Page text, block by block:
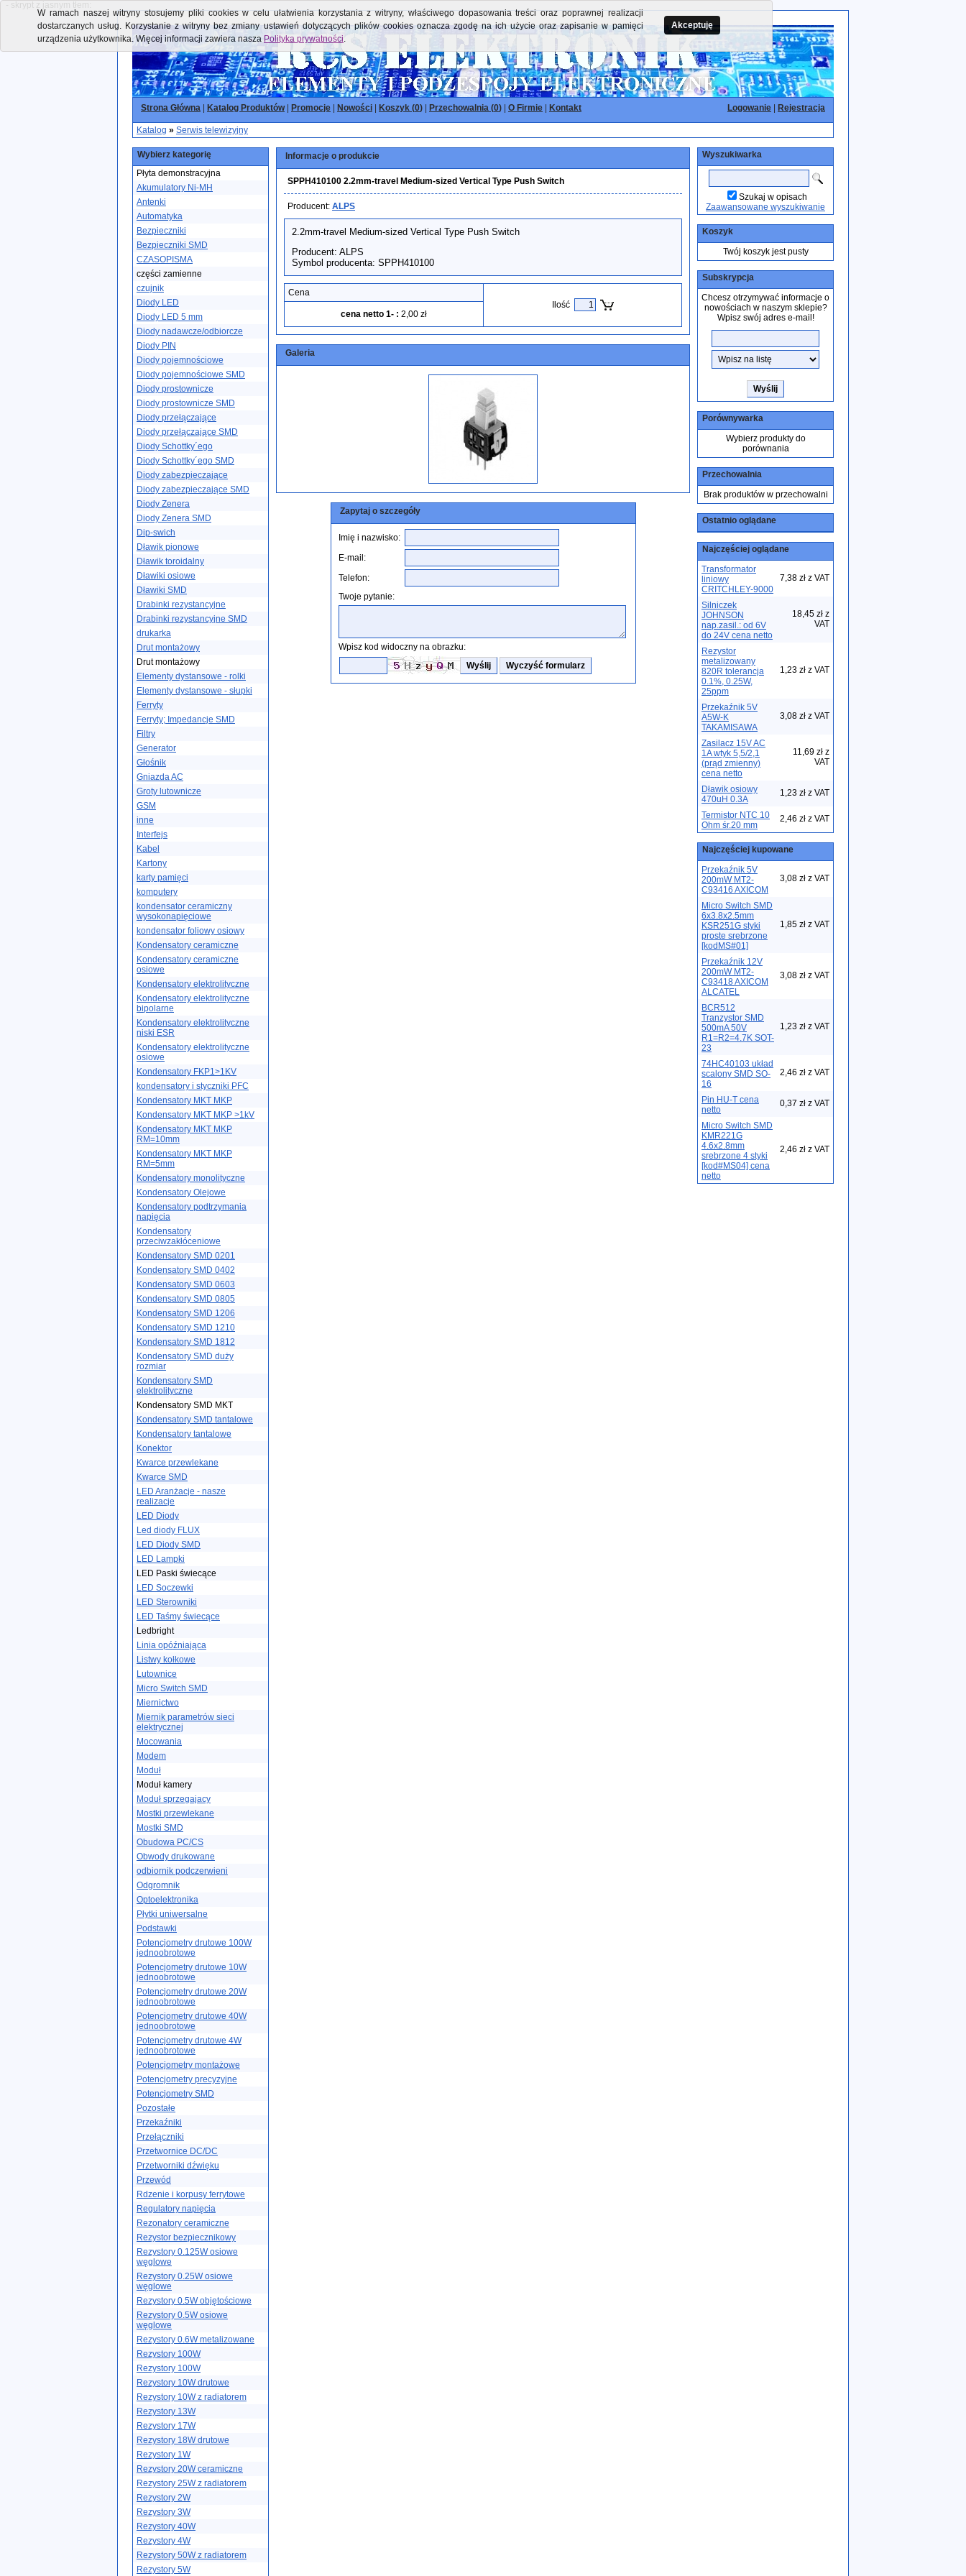
- skrypt z jasnym tłem:
Strona Główna Katalog Produktów| Promocje Nowości Koszyk (0) Przechowalnia (0) O Firmie Kontakt Logowanie Rejestracja
Katalog » Serwis telewizyjny
Wybierz kategorię
Płyta demonstracyjna
Akumulatory Ni-MH
Antenki
Automatyka
Bezpieczniki
Bezpieczniki SMD
CZASOPISMA
części zamienne
czujnik
Diody LED
Diody LED 5 mm
Diody nadawcze/odbiorcze
Diody PIN
Diody pojemnościowe
Diody pojemnościowe SMD
Diody prostownicze
Diody prostownicze SMD
Diody przełączające
Diody przełączające SMD
Diody Schottky´ego
Diody Schottky´ego SMD
Diody zabezpieczające
Diody zabezpieczające SMD
Diody Zenera
Diody Zenera SMD
Dip-swich
Dławik pionowe
Dławik toroidalny
Dławiki osiowe
Dławiki SMD
Drabinki rezystancyjne
Drabinki rezystancyjne SMD
drukarka
Drut montażowy
Drut montażowy
Elementy dystansowe - rolki
Elementy dystansowe - słupki
Ferryty
Ferryty; Impedancje SMD
Filtry
Generator
Głośnik
Gniazda AC
Groty lutownicze
GSM
inne
Interfejs
Kabel
Kartony
karty pamięci
komputery
kondensator ceramiczny
wysokonapięciowe
kondensator foliowy osiowy
Kondensatory ceramiczne
Kondensatory ceramiczne
osiowe
Kondensatory elektrolityczne
Kondensatory elektrolityczne
bipolarne
Kondensatory elektrolityczne
niski ESR
Kondensatory elektrolityczne
osiowe
Kondensatory FKP1>1KV
kondensatory i styczniki PFC
Kondensatory MKT MKP
Kondensatory MKT MKP >1kV
Kondensatory MKT MKP
RM=10mm
Kondensatory MKT MKP
RM=5mm
Kondensatory monolityczne
Kondensatory Olejowe
Kondensatory podtrzymania
napięcia
Kondensatory
przeciwzakłóceniowe
Kondensatory SMD 0201
Kondensatory SMD 0402
Kondensatory SMD 0603
Kondensatory SMD 0805
Kondensatory SMD 1206
Kondensatory SMD 1210
Kondensatory SMD 1812
Kondensatory SMD duży
rozmiar
Kondensatory SMD
elektrolityczne
Kondensatory SMD MKT
Kondensatory SMD tantalowe
Kondensatory tantalowe
Konektor
Kwarce przewlekane
Kwarce SMD
LED Aranżacje - nasze
realizacje
LED Diody
Led diody FLUX
LED Diody SMD
LED Lampki
LED Paski świecące
LED Soczewki
LED Sterowniki
LED Taśmy świecące
Ledbright
Linia opóźniająca
Listwy kołkowe
Lutownice
Micro Switch SMD
Miernictwo
Miernik parametrów sieci
elektrycznej
Mocowania
Modem
Moduł
Moduł kamery
Moduł sprzegajacy
Mostki przewlekane
Mostki SMD
Obudowa PC/CS
Obwody drukowane
odbiornik podczerwieni
Odgromnik
Optoelektronika
Płytki uniwersalne
Podstawki
Potencjometry drutowe 100W
jednoobrotowe
Potencjometry drutowe 10W
jednoobrotowe
Potencjometry drutowe 20W
jednoobrotowe
Potencjometry drutowe 40W
jednoobrotowe
Potencjometry drutowe 4W
jednoobrotowe
Potencjometry montażowe
Potencjometry precyzyjne
Potencjometry SMD
Pozostałe
Przekaźniki
Przełączniki
Przetwornice DC/DC
Przetworniki dźwięku
Przewód
Rdzenie i korpusy ferrytowe
Regulatory napięcia
Rezonatory ceramiczne
Rezystor bezpiecznikowy
Rezystory 0.125W osiowe
węglowe
Rezystory 0.25W osiowe
węglowe
Rezystory 0.5W objętościowe
Rezystory 0.5W osiowe
węglowe
Rezystory 0.6W metalizowane
Rezystory 100W
Rezystory 100W
Rezystory 10W drutowe
Rezystory 10W z radiatorem
Rezystory 13W
Rezystory 17W
Rezystory 18W drutowe
Rezystory 1W
Rezystory 20W ceramiczne
Rezystory 25W z radiatorem
Rezystory 2W
Rezystory 3W
Rezystory 40W
Rezystory 4W
Rezystory 50W z radiatorem
Rezystory 5W
Informacje o produkcie
SPPH410100 2.2mm-travel Medium-sized Vertical Type Push Switch
Producent: ALPS
2.2mm-travel Medium-sized Vertical Type Push Switch
Producent: ALPS
Symbol producenta: SPPH410100
Cena
Ilość
cena netto 1- : 2,00 zł
Galeria
Zapytaj o szczegóły
Imię i nazwisko:
E-mail:
Telefon:
Twoje pytanie:
Wpisz kod widoczny na obrazku:
Wyszukiwarka
Szukaj w opisach
Zaawansowane wyszukiwanie
Koszyk
Twój koszyk jest pusty
Subskrypcja
Chcesz otrzymywać informacje o
nowościach w naszym sklepie?
Wpisz swój adres e-mail!
Porównywarka
Wybierz produkty do
porównania
Przechowalnia
Brak produktów w przechowalni
Ostatnio oglądane
Najczęściej oglądane
Transformator
liniowy
CRITCHLEY-9000
7,38 zł z VAT
Silniczek
JOHNSON
nap.zasil.: od 6V
do 24V cena netto
18,45 zł z
VAT
Rezystor
metalizowany
820R tolerancja
0.1%, 0.25W,
25ppm
1,23 zł z VAT
Przekaźnik 5V
A5W-K
TAKAMISAWA
3,08 zł z VAT
Zasilacz 15V AC
1A wtyk 5,5/2,1
(prąd zmienny)
cena netto
11,69 zł z
VAT
Dławik osiowy
470uH 0.3A
1,23 zł z VAT
Termistor NTC 10
Ohm śr.20 mm
2,46 zł z VAT
Najczęściej kupowane
Przekaźnik 5V
200mW MT2-
C93416 AXICOM
3,08 zł z VAT
Micro Switch SMD
6x3.8x2.5mm
KSR251G styki
proste srebrzone
[kodMS#01]
1,85 zł z VAT
Przekaźnik 12V
200mW MT2-
C93418 AXICOM
ALCATEL
3,08 zł z VAT
BCR512
Tranzystor SMD
500mA 50V
R1=R2=4.7K SOT-
23
1,23 zł z VAT
74HC40103 układ
scalony SMD SO-
16
2,46 zł z VAT
Pin HU-T cena
netto
0,37 zł z VAT
Micro Switch SMD
KMR221G
4.6x2.8mm
srebrzone 4 styki
[kod#MS04] cena
netto
2,46 zł z VAT
W ramach naszej witryny stosujemy pliki cookies w celu ułatwienia korzystania z witryny, właściwego dopasowania treści oraz poprawnej realizacji
dostarczanych usług. Korzystanie z witryny bez zmiany ustawień dotyczących plików cookies oznacza zgodę na ich użycie oraz zapisanie w pamięci
urządzenia użytkownika. Więcej informacji zawiera nasza Polityka prywatności.
Akceptuję